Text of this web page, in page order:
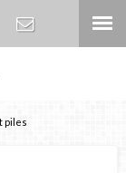
piles